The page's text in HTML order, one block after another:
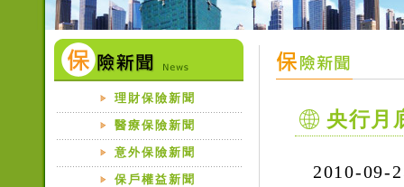
理財保險新聞
醫療保險新聞
意外保險新聞
保戶權益新聞
央行月
2010-09-